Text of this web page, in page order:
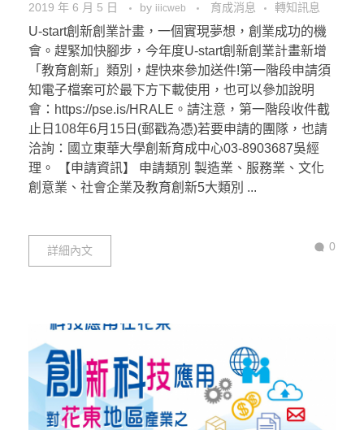
2019 年 6 月 5 日 by iiicweb 育成消息 轉知訊息
U-start創新創業計畫，一個實現夢想，創業成功的機
會。趕緊加快腳步，今年度U-start創新創業計畫新增
「教育創新」類別，趕快來參加送件!第一階段申請須
知電子檔案可於最下方下載使用，也可以參加說明
會：https://pse.is/HRALE。請注意，第一階段收件截
止日108年6月15日(郵戳為憑)若要申請的團隊，也請
洽詢：國立東華大學創新育成中心03-8903687吳經
理。 【申請資訊】 申請類別 製造業、服務業、文化
創意業、社會企業及教育創新5大類別 ...
詳細內文 0